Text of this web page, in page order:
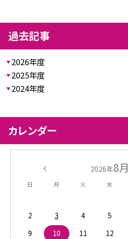
過去記事
2026年度
2025年度
2024年度
カレンダー
2026年8月
日 月 火 水
2
3 4 5
9
10 11 12